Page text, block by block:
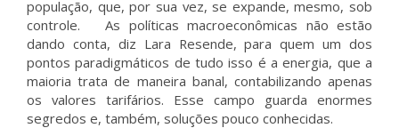
população, que, por sua vez, se expande, mesmo, sob
controle. As políticas macroeconômicas não estão
dando conta, diz Lara Resende, para quem um dos
pontos paradigmáticos de tudo isso é a energia, que a
maioria trata de maneira banal, contabilizando apenas
os valores tarifários. Esse campo guarda enormes
segredos e, também, soluções pouco conhecidas.